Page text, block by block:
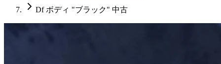
Df ボディ "ブラック" 中古